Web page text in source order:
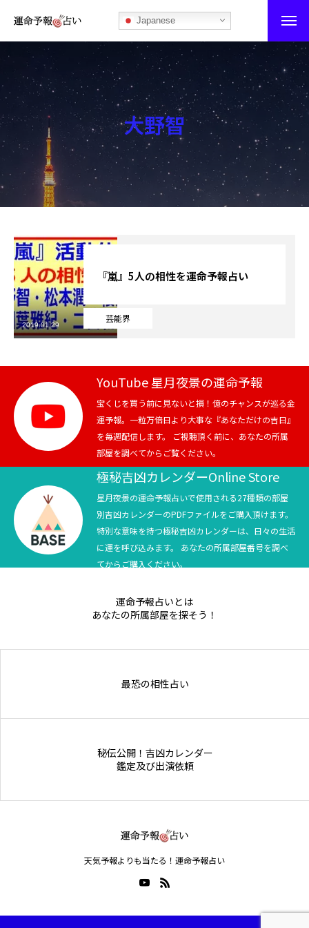
Japanese
運命予報占い
運命予報占いとは
あなたの所属部屋を探そう！
最恐の相性占い
秘伝公開！吉凶カレンダー
記事カテゴリー
ブログ
お知らせ
芸能界
テニス
スポーツ
競馬
テニス四大大会・五輪
テニス四大大会・五輪
大野智
芸能界
『嵐』5人の相性を運命予報占い
2019.01.29
YouTube 星月夜景の運命予報
宝くじを買う前に見ないと損！億のチャンスが巡る金
運予報。一粒万倍日より大事な『あなただけの吉日』
を毎週配信します。 ご視聴頂く前に、あなたの所属
部屋を調べてからご覧ください。
極秘吉凶カレンダーOnline Store
星月夜景の運命予報占いで使用される27種類の部屋
別吉凶カレンダーのPDFファイルをご購入頂けます。
特別な意味を持つ極秘吉凶カレンダーは、日々の生活
に運を呼び込みます。 あなたの所属部屋番号を調べ
てからご購入ください。
運命予報占いとは
あなたの所属部屋を探そう！
最恐の相性占い
秘伝公開！吉凶カレンダー
鑑定及び出演依頼
天気予報よりも当たる！運命予報占い